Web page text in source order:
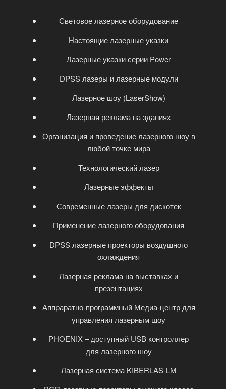
Световое лазерное оборудование
Настоящие лазерные указки
Лазерные указки серии Power
DPSS лазеры и лазерные модули
Лазерное шоу (LaserShow)
Лазерная реклама на зданиях
Организация и проведение лазерного шоу в
любой точке мира
Технологический лазер
Лазерные эффекты
Современные лазеры для дискотек
Применение лазерного оборудования
DPSS лазерные проекторы воздушного
охлаждения
Лазерная реклама на выставках и
презентациях
Аппраратно-программный Медиа-центр для
управления лазерным шоу
PHOENIX – доступный USB контроллер
для лазерного шоу
Лазерная система KIBERLAS-LM